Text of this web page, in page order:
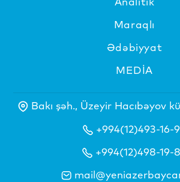
Maraqlı
Ədəbiyyat
MEDİA
Bakı şəh., Üzeyir Hacıbəyov
+994(12)493-16-
+994(12)498-19-